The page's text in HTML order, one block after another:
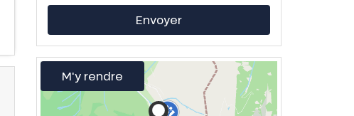
Envoyer
M'y rendre